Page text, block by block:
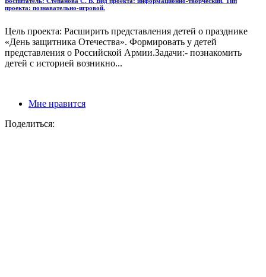
проекта: познавательно-игровой.
Цель проекта: Расширить представления детей о празднике
«День защитника Отечества». Формировать у детей
представления о Российской Армии.Задачи:- познакомить
детей с историей возникно...
Мне нравится
Поделиться: